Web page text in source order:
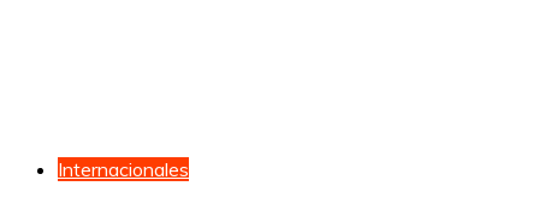
Internacionales